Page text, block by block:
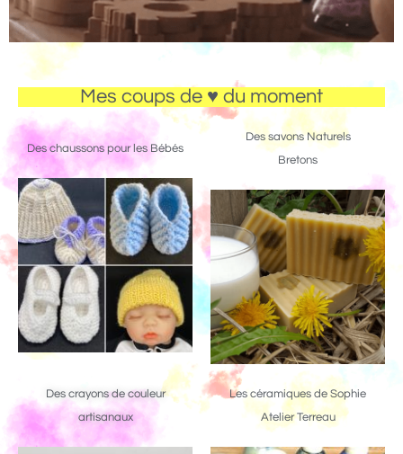
Mes coups de ♥ du moment
Des chaussons pour les Bébés
Des savons Naturels
Bretons
Des crayons de couleur
artisanaux
Les céramiques de Sophie
Atelier Terreau